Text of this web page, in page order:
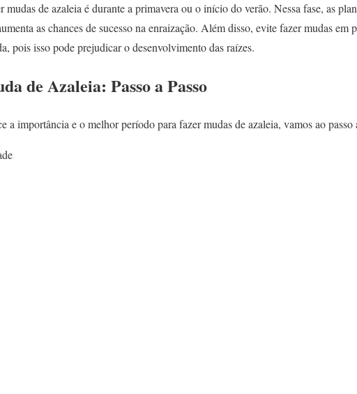
de azaleia é durante a primavera ou o início do verão. Nessa fase, as
as chances de sucesso na enraização. Além disso, evite fazer mudas em
pois isso pode prejudicar o desenvolvimento das raízes.
de Azaleia: Passo a Passo
a importância e o melhor período para fazer mudas de azaleia, vamos ao passo